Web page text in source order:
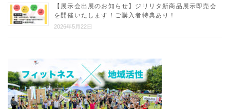
【展示会出展のお知らせ】ジリリタ新商品展示即売会
を開催いたします！ご購入者特典あり！
2026年5月22日